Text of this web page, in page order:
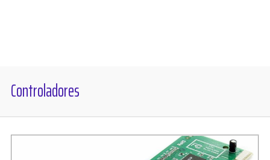
Foros
Controladores